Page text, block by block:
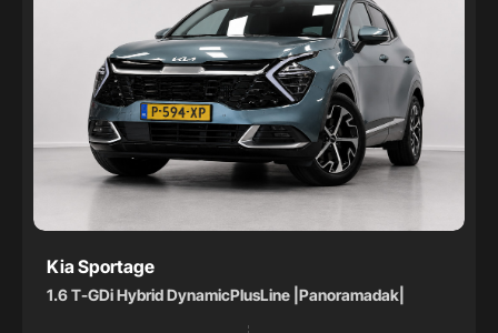
Kia Sportage
1.6 T-GDi Hybrid DynamicPlusLine |Panoramadak|